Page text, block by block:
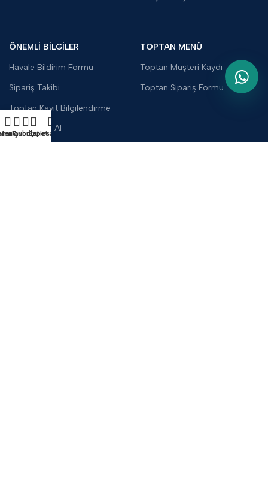
ÖNEMLİ BİLGİLER
Havale Bildirim Formu
Sipariş Takibi
Toptan Kayıt Bilgilendirme
Fiyat Teklifi Al
TOPTAN MENÜ
Toptan Müşteri Kaydı
Toptan Sipariş Formu
çubuğu
FavorilerSepetHesabım